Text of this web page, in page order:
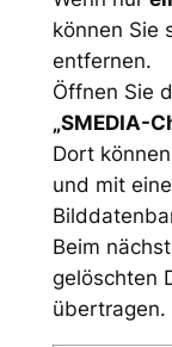
können Sie
entfernen.
Öffnen Sie
„SMEDIA-
Dort
und mit
Beim
gelöschten
übertragen.